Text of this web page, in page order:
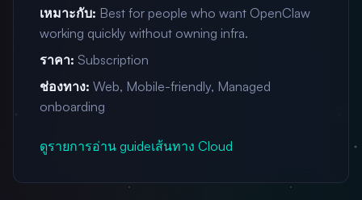
เหมาะกับ: Best for people who want OpenClaw
working quickly without owning infra.
ราคา: Subscription
ช่องทาง: Web, Mobile-friendly, Managed
onboarding
ดูรายการอ่าน guideเส้นทาง Cloud